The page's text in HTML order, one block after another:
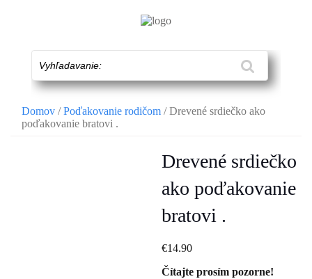
Domov /Poďakovanie rodičom / Drevené srdiečko ako
poďakovanie bratovi .
Drevené srdiečko
ako poďakovanie
bratovi .
€14.90
Čítajte prosím pozorne!